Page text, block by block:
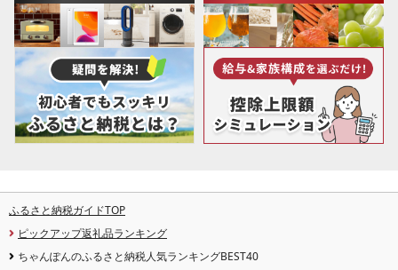
ふるさと納税ガイドTOP
ピックアップ返礼品ランキング
ちゃんぽんのふるさと納税人気ランキングBEST40